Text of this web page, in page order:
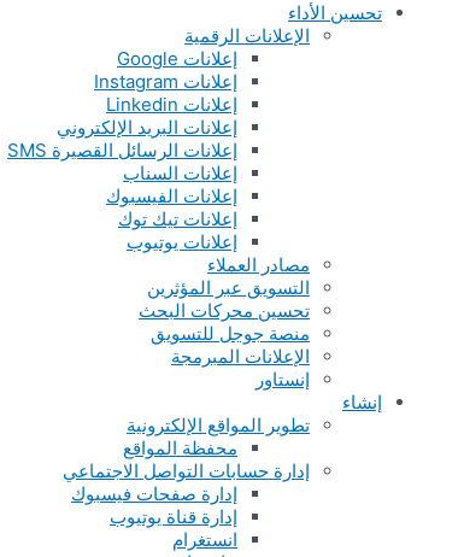
تحسين الأداء
الإعلانات الرقمية
إعلانات Google
إعلانات Instagram
إعلانات Linkedin
إعلانات البريد الإلكتروني
إعلانات الرسائل القصيرة SMS
إعلانات السناب
إعلانات الفيسبوك
إعلانات تيك توك
إعلانات يوتيوب
مصادر العملاء
التسويق عبر المؤثرين
تحسين محركات البحث
منصة جوجل للتسويق
الإعلانات المبرمجة
إنستاور
إنشاء
تطوير المواقع الإلكترونية
محفظة المواقع
إدارة حسابات التواصل الاجتماعي
إدارة صفحات فيسبوك
إدارة قناة يوتيوب
انستغرام